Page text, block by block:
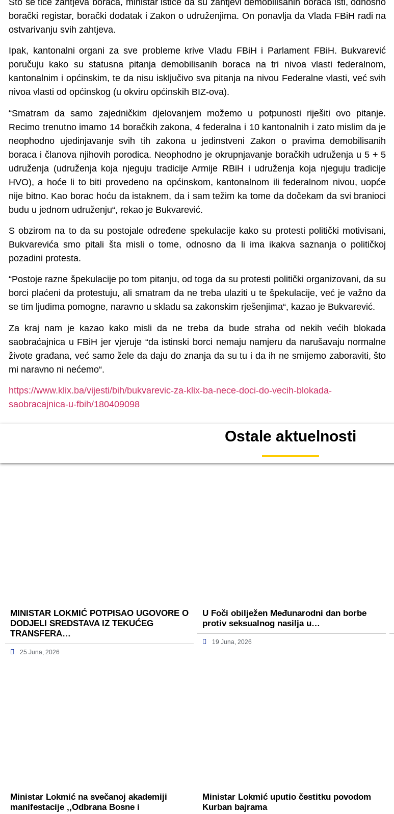
borački registar, borački dodatak i Zakon o udruženjima. On ponavlja da Vlada FBiH radi na
ostvarivanju svih zahtjeva.
Ipak, kantonalni organi za sve probleme krive Vladu FBiH i Parlament FBiH. Bukvarević
poručuju kako su statusna pitanja demobilisanih boraca na tri nivoa vlasti federalnom,
kantonalnim i općinskim, te da nisu isključivo sva pitanja na nivou Federalne vlasti, već svih
nivoa vlasti od općinskog (u okviru općinskih BIZ-ova).
“Smatram da samo zajedničkim djelovanjem možemo u potpunosti riješiti ovo pitanje.
Recimo trenutno imamo 14 boračkih zakona, 4 federalna i 10 kantonalnih i zato mislim da je
neophodno ujedinjavanje svih tih zakona u jedinstveni Zakon o pravima demobilisanih
boraca i članova njihovih porodica. Neophodno je okrupnjavanje boračkih udruženja u 5 + 5
udruženja (udruženja koja njeguju tradicije Armije RBiH i udruženja koja njeguju tradicije
HVO), a hoće li to biti provedeno na općinskom, kantonalnom ili federalnom nivou, uopće
nije bitno. Kao borac hoću da istaknem, da i sam težim ka tome da dočekam da svi branioci
budu u jednom udruženju“, rekao je Bukvarević.
S obzirom na to da su postojale određene spekulacije kako su protesti politički motivisani,
Bukvarevića smo pitali šta misli o tome, odnosno da li ima ikakva saznanja o političkoj
pozadini protesta.
“Postoje razne špekulacije po tom pitanju, od toga da su protesti politički organizovani, da su
borci plaćeni da protestuju, ali smatram da ne treba ulaziti u te špekulacije, već je važno da
se tim ljudima pomogne, naravno u skladu sa zakonskim rješenjima“, kazao je Bukvarević.
Za kraj nam je kazao kako misli da ne treba da bude straha od nekih većih blokada
saobraćajnica u FBiH jer vjeruje “da istinski borci nemaju namjeru da narušavaju normalne
živote građana, već samo žele da daju do znanja da su tu i da ih ne smijemo zaboraviti, što
mi naravno ni nećemo“.
https://www.klix.ba/vijesti/bih/bukvarevic-za-klix-ba-nece-doci-do-vecih-blokada-
saobracajnica-u-fbih/180409098
Ostale aktuelnosti
MINISTAR LOKMIĆ POTPISAO UGOVORE O
DODJELI SREDSTAVA IZ TEKUĆEG
TRANSFERA…
25 Juna, 2026
U Foči obilježen Međunarodni dan borbe
protiv seksualnog nasilja u…
19 Juna, 2026
Ministar Lokmić na svečanoj akademiji
manifestacije ,,Odbrana Bosne i
Ministar Lokmić uputio čestitku povodom
Kurban bajrama